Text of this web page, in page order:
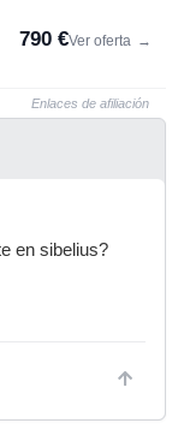
790 €Ver oferta →
Enlaces de afiliación
en sibelius?